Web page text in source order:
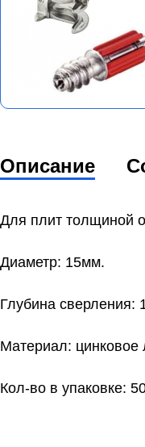
Описание
Для плит толщиной
Диаметр: 15мм.
Глубина сверления:
Материал: цинковое
Кол-во в упаковке: